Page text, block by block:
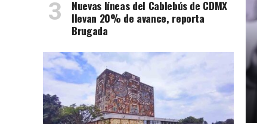
Nuevas líneas del Cablebús de CDMX
llevan 20% de avance, reporta
Brugada